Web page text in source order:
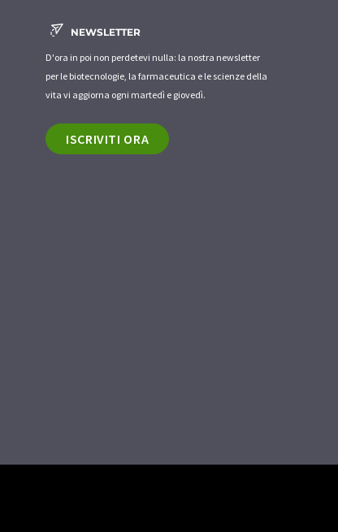
NEWSLETTER
D'ora in poi non perdetevi nulla: la nostra newsletter
per le biotecnologie, la farmaceutica e le scienze della
vita vi aggiorna ogni martedì e giovedì.
ISCRIVITI ORA